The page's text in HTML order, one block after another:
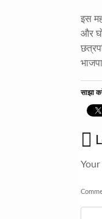
इस
और
साझा